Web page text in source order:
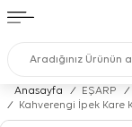
Anasayfa / EŞARP /
/
Kahverengi İpek Kare